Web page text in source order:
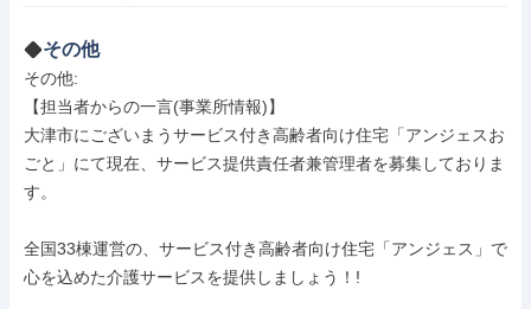
その他
その他:
【担当者からの一言(事業所情報)】
大津市にございまうサービス付き高齢者向け住宅「アンジェスお
ごと」にて現在、サービス提供責任者兼管理者を募集しておりま
す。
全国33棟運営の、サービス付き高齢者向け住宅「アンジェス」で
心を込めた介護サービスを提供しましょう！!